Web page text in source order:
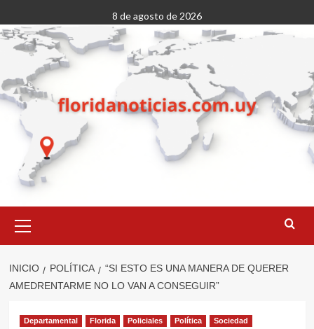
al
contenido
8 de agosto de 2026
primario
INICIO POLÍTICA
“SI ESTO ES UNA MANERA DE QUERER
AMEDRENTARME NO LO VAN A CONSEGUIR”
Departamental Florida Policiales Política Sociedad